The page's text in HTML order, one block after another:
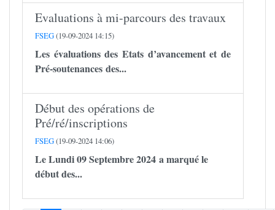
Evaluations à mi-parcours des travaux
FSEG(19-09-2024 14:15)
Les évaluations des Etats d’avancement et de
Pré-soutenances des...
Début des opérations de
Pré/ré/inscriptions
FSEG(19-09-2024 14:06)
Le Lundi 09 Septembre 2024 a marqué le
début des...